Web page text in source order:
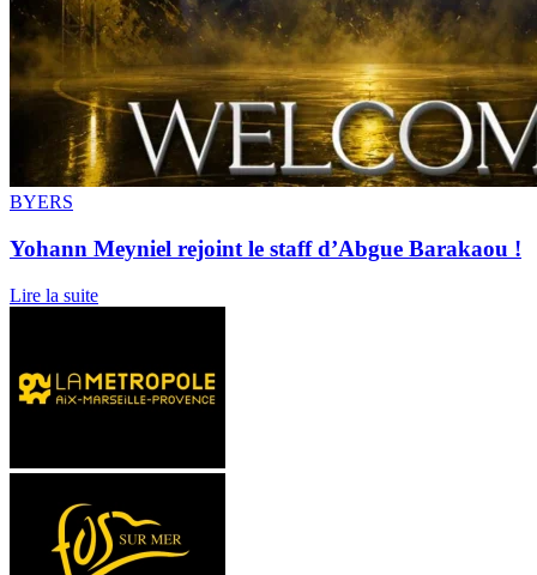
BYERS
Yohann Meyniel rejoint le staff d’Abgue Barakaou !
Lire la suite